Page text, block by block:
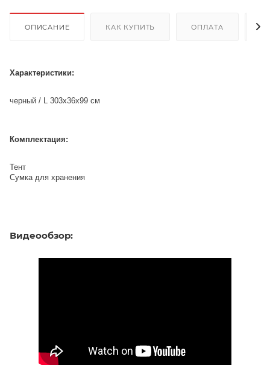
ОПИСАНИЕ КАК КУПИТЬ ОПЛАТА
Характеристики:
черный / L 303х36х99 см
Комплектация:
Тент
Сумка для хранения
Видеообзор: